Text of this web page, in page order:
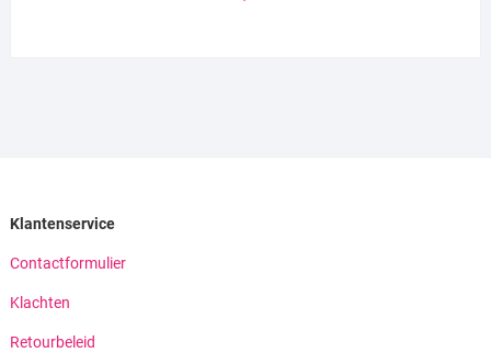
Klantenservice
Contactformulier
Klachten
Retourbeleid